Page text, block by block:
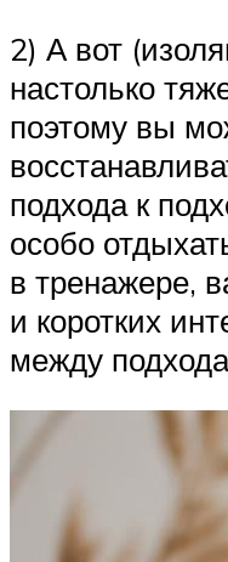
2) А вот
настолько
поэтому вы
подхода к
особо
в тренажере,
и коротких
между